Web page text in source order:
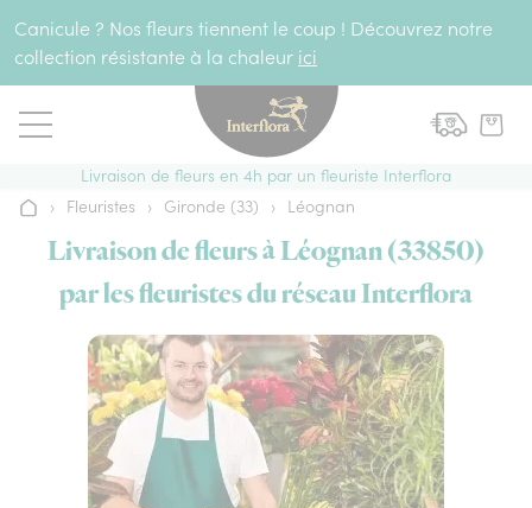
Canicule ? Nos fleurs tiennent le coup ! Découvrez notre
collection résistante à la chaleur ici
Livraison de fleurs en 4h par un fleuriste Interflora
Accueil
› Fleuristes › Gironde (33) › Léognan
Livraison de fleurs à Léognan (33850)
par les fleuristes du réseau Interflora